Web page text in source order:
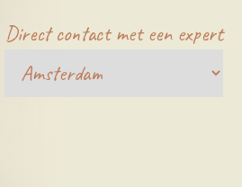
Direct contact met een expert